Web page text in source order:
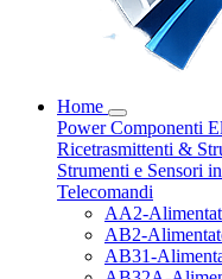
Home
PowerComponenti
Ricetrasmittenti &
Strumenti e Sensori
Telecomandi
AA2-
AB2-
AB31-